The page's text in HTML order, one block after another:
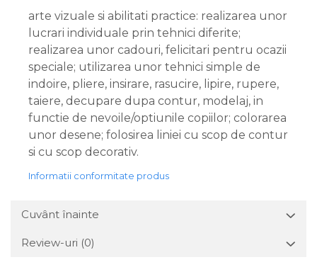
arte vizuale si abilitati practice: realizarea unor
lucrari individuale prin tehnici diferite;
realizarea unor cadouri, felicitari pentru ocazii
speciale; utilizarea unor tehnici simple de
indoire, pliere, insirare, rasucire, lipire, rupere,
taiere, decupare dupa contur, modelaj, in
functie de nevoile/optiunile copiilor; colorarea
unor desene; folosirea liniei cu scop de contur
si cu scop decorativ.
Informatii conformitate produs
Cuvânt înainte
Review-uri (0)